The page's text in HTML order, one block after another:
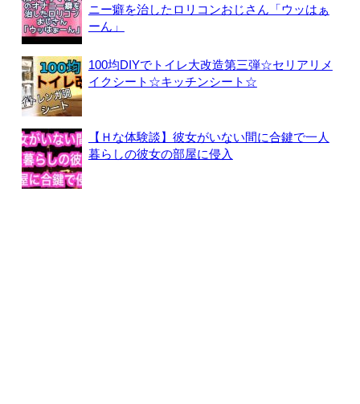
ニー癖を治したロリコンおじさん「ウッはぁ
ーん」
100均DIYでトイレ大改造第三弾☆セリアリメ
イクシート☆キッチンシート☆
【Ｈな体験談】彼女がいない間に合鍵で一人
暮らしの彼女の部屋に侵入